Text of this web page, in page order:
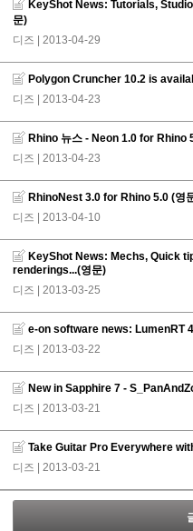
KeyShot News: Tutorials,
문)
디즈 | 2013-04-29
Polygon Cruncher 10.2 is
디즈 | 2013-04-23
Rhino 뉴스 - Neon 1.0 for Rhino
디즈 | 2013-04-23
RhinoNest 3.0 for Rhino 5.0 (영
디즈 | 2013-04-10
KeyShot News: Mechs, Quick
renderings...(영문)
디즈 | 2013-03-25
e-on software news: LumenRT
디즈 | 2013-03-22
New in Sapphire 7 -
디즈 | 2013-03-21
Take Guitar Pro Everywhere
디즈 | 2013-03-21